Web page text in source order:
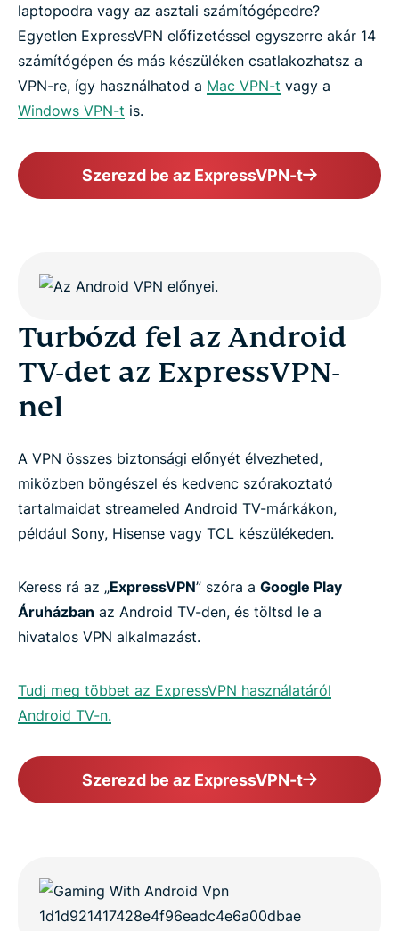
laptopodra vagy az asztali számítógépedre?
Egyetlen ExpressVPN előfizetéssel egyszerre akár 14
számítógépen és más készüléken csatlakozhatsz a
VPN-re, így használhatod a Mac VPN-t vagy a
Windows VPN-t is.
Szerezd be az ExpressVPN-t
Turbózd fel az Android
TV-det az ExpressVPN-
nel
A VPN összes biztonsági előnyét élvezheted,
miközben böngészel és kedvenc szórakoztató
tartalmaidat streameled Android TV-márkákon,
például Sony, Hisense vagy TCL készülékeden.
Keress rá az „ExpressVPN” szóra a Google Play
Áruházban az Android TV-den, és töltsd le a
hivatalos VPN alkalmazást.
Tudj meg többet az ExpressVPN használatáról
Android TV-n.
Szerezd be az ExpressVPN-t